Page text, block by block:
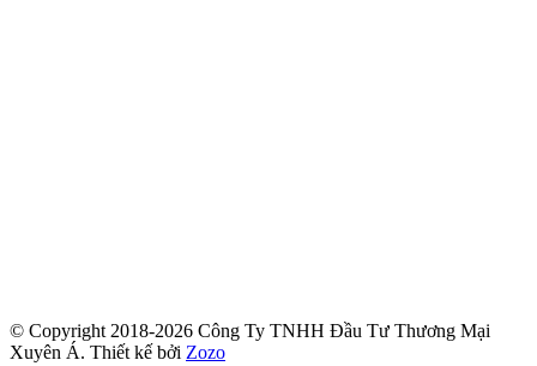
© Copyright 2018-2026 Công Ty TNHH Đầu Tư Thương Mại
Xuyên Á. Thiết kế bởi Zozo